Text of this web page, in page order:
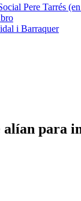
Pere Tarrés
i Barraquer
para